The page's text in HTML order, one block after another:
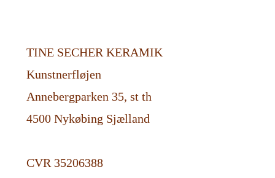
TINE SECHER KERAMIK
Kunstnerfløjen
Annebergparken 35, st th
4500 Nykøbing Sjælland
CVR 35206388